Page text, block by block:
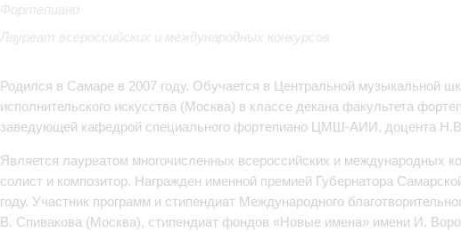
Фортепиано
Лауреат всероссийских и международных конкурсов
Родился в Самаре в 2007 году. Обучается в Центральной музыкальной
исполнительского искусства (Москва) в классе декана факультета
заведующей кафедрой специального фортепиано ЦМШ-АИИ, доцента
Является лауреатом многочисленных всероссийских и международных
солист и композитор. Награжден именной премией Губернатора
году. Участник программ и стипендиат Международного
В. Спивакова (Москва), стипендиат фондов «Новые имена» имени И.